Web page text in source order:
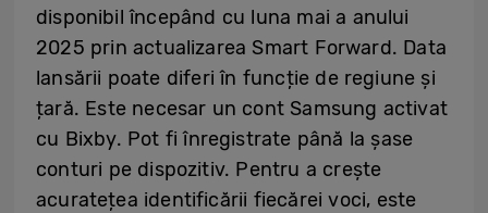
disponibil începând cu luna mai a anului
2025 prin actualizarea Smart Forward. Data
lansării poate diferi în funcție de regiune și
țară. Este necesar un cont Samsung activat
cu Bixby. Pot fi înregistrate până la șase
conturi pe dispozitiv. Pentru a crește
acuratețea identificării fiecărei voci, este